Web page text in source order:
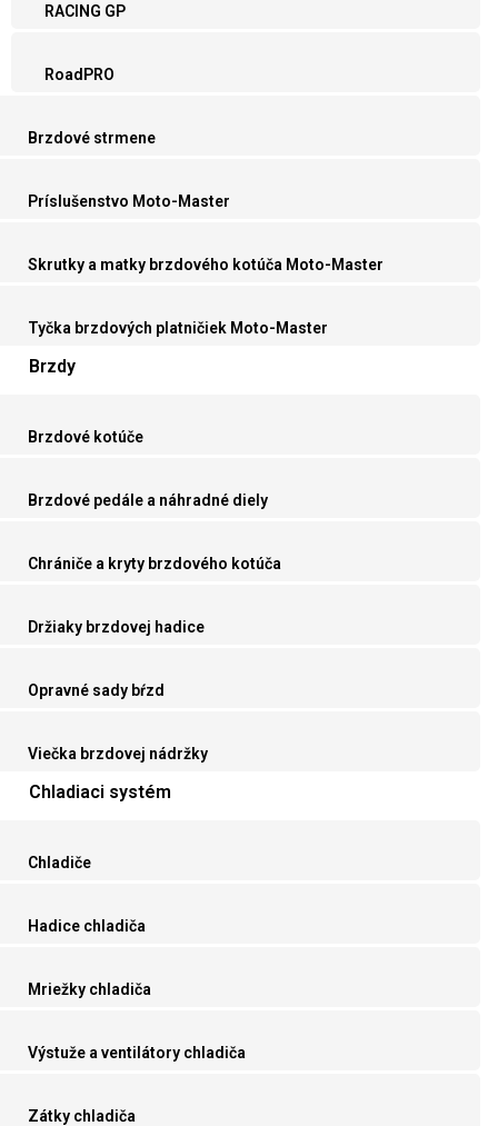
RACING GP
RoadPRO
Brzdové strmene
Príslušenstvo Moto-Master
Skrutky a matky brzdového kotúča Moto-Master
Tyčka brzdových platničiek Moto-Master
Brzdy
Brzdové kotúče
Brzdové pedále a náhradné diely
Chrániče a kryty brzdového kotúča
Držiaky brzdovej hadice
Opravné sady bŕzd
Viečka brzdovej nádržky
Chladiaci systém
Chladiče
Hadice chladiča
Mriežky chladiča
Výstuže a ventilátory chladiča
Zátky chladiča